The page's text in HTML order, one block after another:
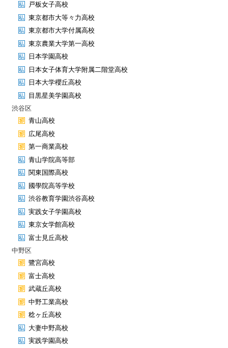
戸板女子高校
東京都市大等々力高校
東京都市大学付属高校
東京農業大学第一高校
日本学園高校
日本女子体育大学附属二階堂高校
日本大学櫻丘高校
目黒星美学園高校
渋谷区
青山高校
広尾高校
第一商業高校
青山学院高等部
関東国際高校
國學院高等学校
渋谷教育学園渋谷高校
実践女子学園高校
東京女学館高校
富士見丘高校
中野区
鷺宮高校
富士高校
武蔵丘高校
中野工業高校
稔ヶ丘高校
大妻中野高校
実践学園高校